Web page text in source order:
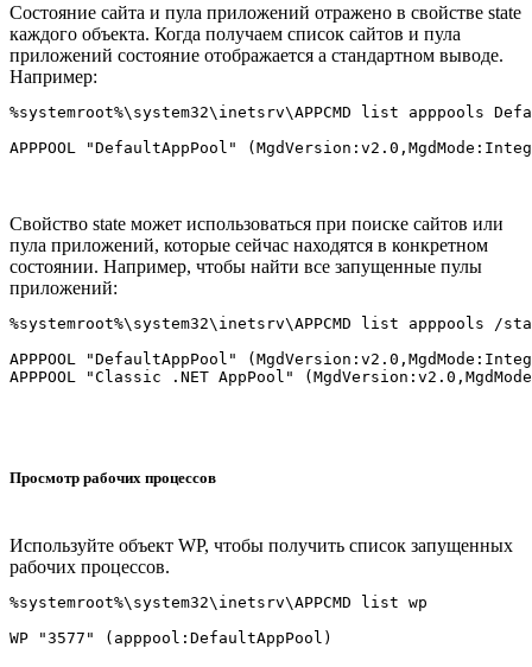
Состояние сайта и пула приложений отражено в свойстве state
каждого объекта. Когда получаем список сайтов и пула
приложений состояние отображается а стандартном выводе.
Например:
%systemroot%\system32\inetsrv\APPCMD list apppools
Свойство state может использоваться при поиске сайтов или
пула приложений, которые сейчас находятся в конкретном
состоянии. Например, чтобы найти все запущенные пулы
приложений:
%systemroot%\system32\inetsrv\APPCMD list apppools /
APPPOOL "DefaultAppPool"
Просмотр рабочих процессов
Используйте объект WP, чтобы получить список запущенных
рабочих процессов.
%systemroot%\system32\inetsrv\APPCMD list wp